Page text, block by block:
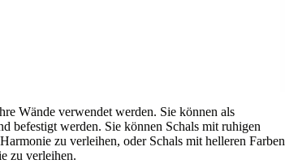
Wände verwendet werden. Sie können als
befestigt werden. Sie können Schals mit ruhigen
zu verleihen, oder Schals mit helleren Farben
zu verleihen.